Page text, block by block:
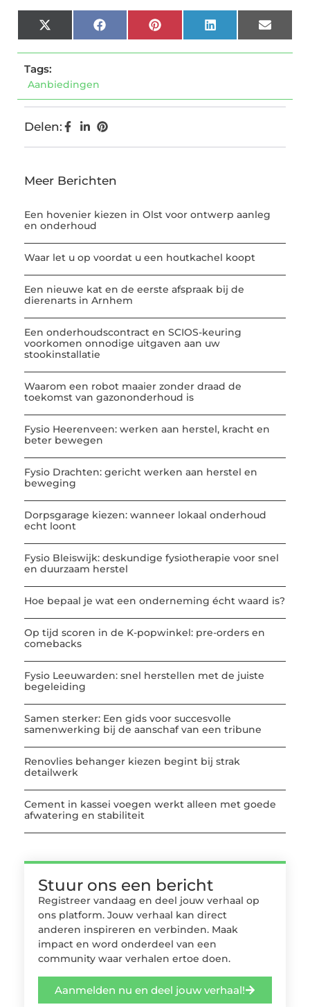
X
(Twitter)
FacebookPinterestLinkedInEmail
Tags:
Aanbiedingen
Delen:
Meer Berichten
Een hovenier kiezen in Olst voor ontwerp aanleg
en onderhoud
Waar let u op voordat u een houtkachel koopt
Een nieuwe kat en de eerste afspraak bij de
dierenarts in Arnhem
Een onderhoudscontract en SCIOS-keuring
voorkomen onnodige uitgaven aan uw
stookinstallatie
Waarom een robot maaier zonder draad de
toekomst van gazononderhoud is
Fysio Heerenveen: werken aan herstel, kracht en
beter bewegen
Fysio Drachten: gericht werken aan herstel en
beweging
Dorpsgarage kiezen: wanneer lokaal onderhoud
echt loont
Fysio Bleiswijk: deskundige fysiotherapie voor snel
en duurzaam herstel
Hoe bepaal je wat een onderneming écht waard is?
Op tijd scoren in de K-popwinkel: pre-orders en
comebacks
Fysio Leeuwarden: snel herstellen met de juiste
begeleiding
Samen sterker: Een gids voor succesvolle
samenwerking bij de aanschaf van een tribune
Renovlies behanger kiezen begint bij strak
detailwerk
Cement in kassei voegen werkt alleen met goede
afwatering en stabiliteit
Stuur ons een bericht
Registreer vandaag en deel jouw verhaal op
ons platform. Jouw verhaal kan direct
anderen inspireren en verbinden. Maak
impact en word onderdeel van een
community waar verhalen ertoe doen.
Aanmelden nu en deel jouw verhaal!